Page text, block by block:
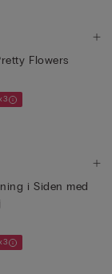
Flowers
i Siden med